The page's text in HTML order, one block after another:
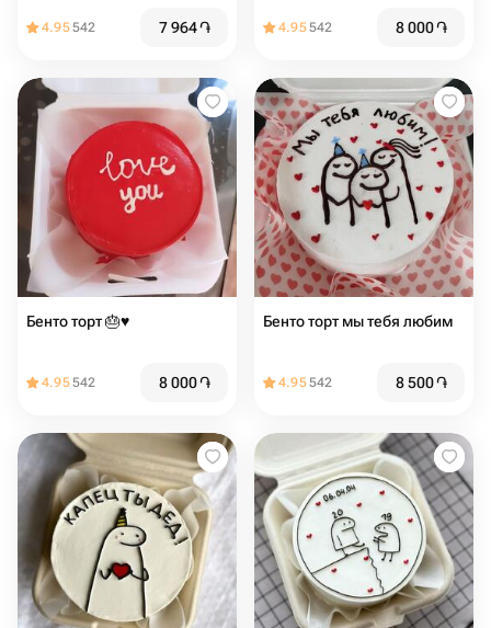
4.95542 7 964֏ 4.95542 8 000֏
Бенто торт 🎂♥️
4.95542 8 000֏
Бенто торт мы тебя любим
4.95542 8 500֏